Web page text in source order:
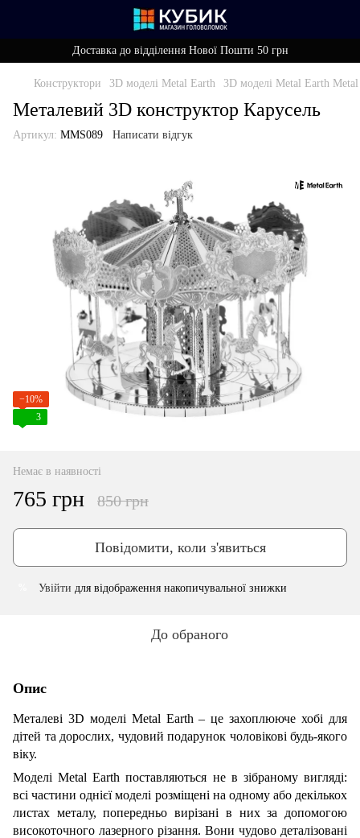
Доставка до відділення Нової Пошти 50 грн
Конструктори 3D моделі Metal Earth 3D моделі Metal Earth
Металевий 3D конструктор Карусель
Артикул: MMS089 Написати відгук
−10%
3
Немає в наявності
765 грн 850 грн
Повідомити, коли з'явиться
Увійти для відображення накопичувальної знижки
До обраного
Опис
Металеві 3D моделі Metal Earth – це захоплююче хобі для
дітей та дорослих, чудовий подарунок чоловікові будь-якого
віку.
Моделі Metal Earth поставляються не в зібраному вигляді:
всі частини однієї моделі розміщені на одному або декількох
листах металу, попередньо вирізані в них за допомогою
високоточного лазерного різання. Вони чудово деталізовані